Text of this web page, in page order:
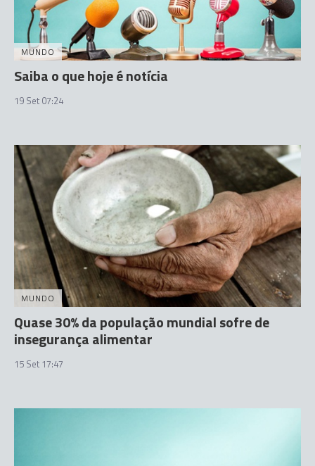
MUNDO
Saiba o que hoje é notícia
19 Set 07:24
MUNDO
Quase 30% da população mundial sofre de
insegurança alimentar
15 Set 17:47